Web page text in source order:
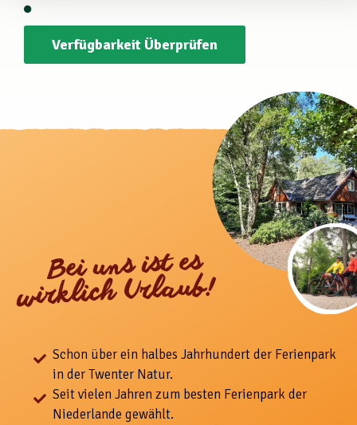
Verfügbarkeit Überprüfen
Bei uns ist es
wirklich Urlaub!
Schon über ein halbes Jahrhundert der Ferienpark
in der Twenter Natur.
Seit vielen Jahren zum besten Ferienpark der
Niederlande gewählt.